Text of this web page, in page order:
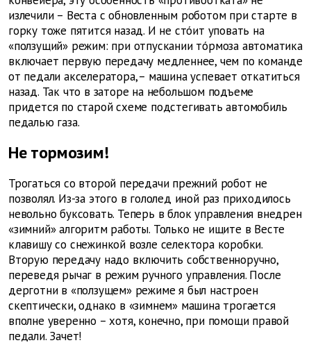
излечили – Веста с обновленным роботом при старте в
горку тоже пятится назад. И не стóит уповать на
«ползущий» режим: при отпускании тóрмоза автоматика
включает первую передачу медленнее, чем по команде
от педали акселератора, – машина успевает откатиться
назад. Так что в заторе на небольшом подъеме
придется по старой схеме подстегивать автомобиль
педалью газа.
Не тормозим!
Трогаться со второй передачи прежний робот не
позволял. Из-за этого в гололед иной раз приходилось
невольно буксовать. Теперь в блок управления внедрен
«зимний» алгоритм работы. Только не ищите в Весте
клавишу со снежинкой возле селектора коробки.
Вторую передачу надо включить собственноручно,
переведя рычаг в режим ручного управления. После
дерготни в «ползущем» режиме я был настроен
скептически, однако в «зимнем» машина трогается
вполне уверенно – хотя, конечно, при помощи правой
педали. Зачет!